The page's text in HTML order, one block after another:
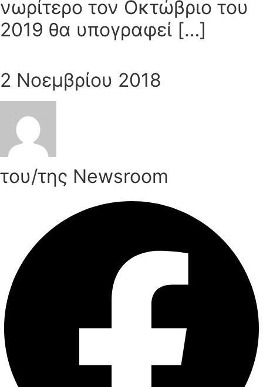
νωρίτερο τον Οκτώβριο του
2019 θα υπογραφεί […]
2 Νοεμβρίου 2018
του/της Newsroom